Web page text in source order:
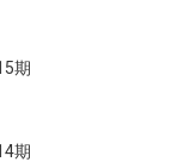
期
期